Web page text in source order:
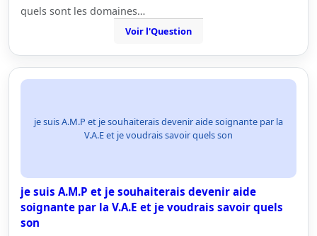
quels sont les domaines…
Voir l'Question
je suis A.M.P et je souhaiterais devenir aide soignante par la
V.A.E et je voudrais savoir quels son
je suis A.M.P et je souhaiterais devenir aide
soignante par la V.A.E et je voudrais savoir quels
son